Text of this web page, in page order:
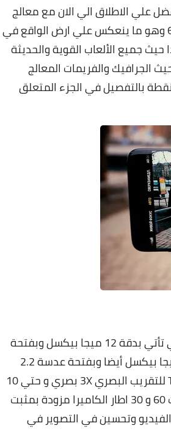
علي الاطلاق الي الان مع معالج
كوالكوم الاحدث كوالكوم سناب دراجون 865+ ومعالج رسومي ادرينو 650 وهو ما ينعكس علي ارض الواقع في
جميع الألعاب القوية والحديثة
الجرافيك والفريمات المعالج
تلك النقطة بالتفصيل في الجزء المتعلق
يأتي هاتف سامسونج جالاكسي S20 Fe مع 3 كاميرات من الخلف الاولي تأتي بدقة 12 ميجا بيكسل وبفتحة
عدسة 1.8 و الكاميرا الالتراوايد او زاوية عريضة 120 درجة بدقة 12 ميجا بيكسل أيضا وبفتحة عدسة 2.2
والكاميرا الثالثة تأتي بحجم 8 ميجا بيكسل وهي عدسة تصويرTelePhoto للتقريب البصري 3X بصري و حتي 10
اكس رقمي الكاميرا الخلفية تدعم التصوير حتي دقة 4K ومعدل إطارات 60 و 30 اطار الكاميرا مزودة بمثبت
وتحسين في التصوير في